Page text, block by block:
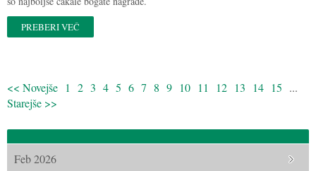
PREBERI VEČ
<< Novejše 1 2 3 4 5 6 7 8 9 10 11 12 13 14 15 ...
Starejše >>
Feb 2026